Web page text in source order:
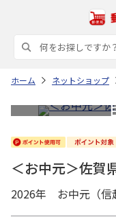
ホーム ネットショップ
＜お中元＞佐賀
2026年 お中元（信